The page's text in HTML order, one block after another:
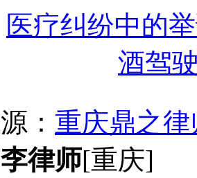
医疗纠纷中的
酒驾
： 重庆鼎之
李律师[重庆]